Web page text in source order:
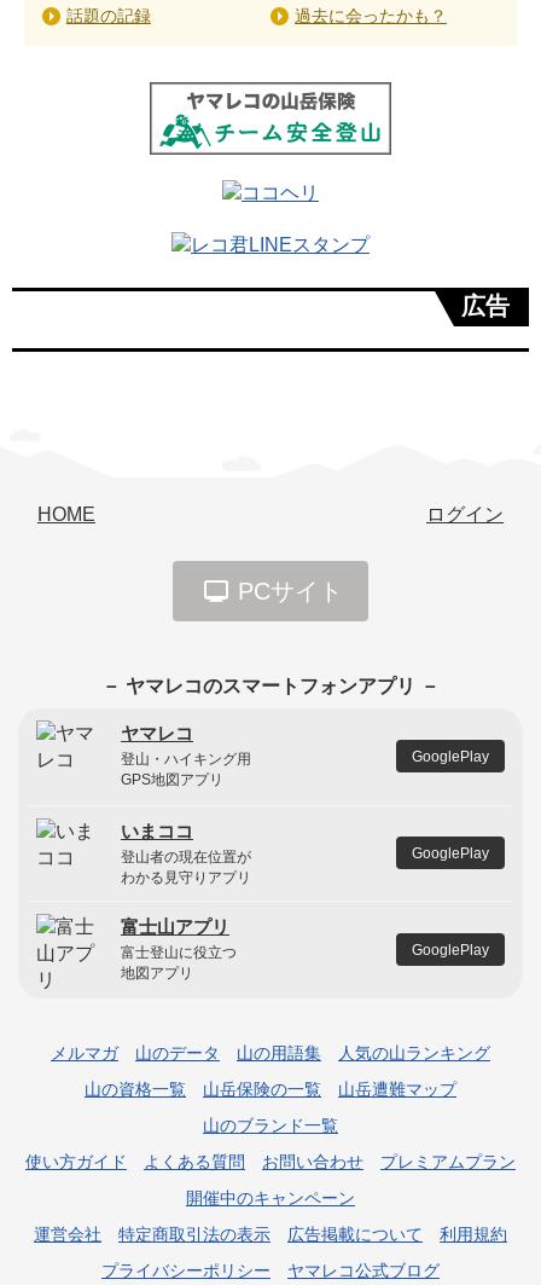
話題の記録
過去に会ったかも？
広告
HOME ログイン
PCサイト
－ ヤマレコのスマートフォンアプリ －
ヤマレコ
登山・ハイキング用
GPS地図アプリ
GooglePlay
いまココ
登山者の現在位置が
わかる見守りアプリ
GooglePlay
富士山アプリ
富士登山に役立つ
地図アプリ
GooglePlay
メルマガ 山のデータ 山の用語集
人気の山ランキング
山の資格一覧
山岳保険の一覧
山岳遭難マップ
山のブランド一覧
使い方ガイド
よくある質問 お問い合わせ
プレミアムプラン
開催中のキャンペーン
運営会社
特定商取引法の表示 広告掲載について
利用規約
プライバシーポリシー
ヤマレコ公式ブログ